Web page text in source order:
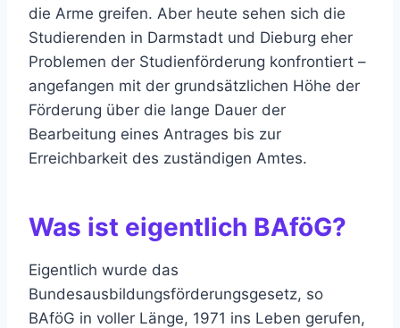
die Arme greifen. Aber heute sehen sich die
Studierenden in Darmstadt und Dieburg eher
Problemen der Studienförderung konfrontiert –
angefangen mit der grundsätzlichen Höhe der
Förderung über die lange Dauer der
Bearbeitung eines Antrages bis zur
Erreichbarkeit des zuständigen Amtes.
Was ist eigentlich BAföG?
Eigentlich wurde das
Bundesausbildungsförderungsgesetz, so
BAföG in voller Länge, 1971 ins Leben gerufen,